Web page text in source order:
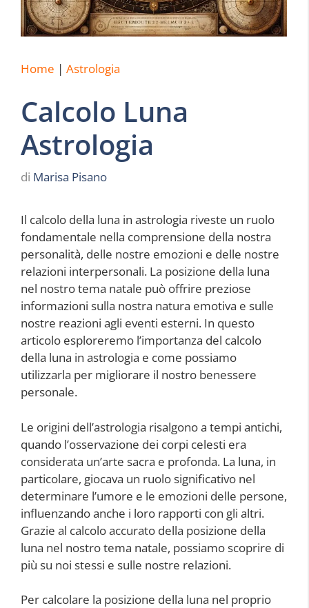
Home | Astrologia
Calcolo Luna
Astrologia
di Marisa Pisano
Il calcolo della luna in astrologia riveste un ruolo
fondamentale nella comprensione della nostra
personalità, delle nostre emozioni e delle nostre
relazioni interpersonali. La posizione della luna
nel nostro tema natale può offrire preziose
informazioni sulla nostra natura emotiva e sulle
nostre reazioni agli eventi esterni. In questo
articolo esploreremo l’importanza del calcolo
della luna in astrologia e come possiamo
utilizzarla per migliorare il nostro benessere
personale.
Le origini dell’astrologia risalgono a tempi antichi,
quando l’osservazione dei corpi celesti era
considerata un’arte sacra e profonda. La luna, in
particolare, giocava un ruolo significativo nel
determinare l’umore e le emozioni delle persone,
influenzando anche i loro rapporti con gli altri.
Grazie al calcolo accurato della posizione della
luna nel nostro tema natale, possiamo scoprire di
più su noi stessi e sulle nostre relazioni.
Per calcolare la posizione della luna nel proprio